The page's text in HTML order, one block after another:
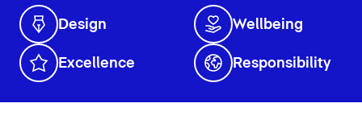
Design Wellbeing
Excellence Responsibility